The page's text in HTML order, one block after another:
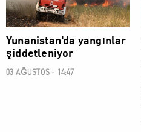
Yunanistan'da yangınlar
şiddetleniyor
03 AĞUSTOS - 14:47